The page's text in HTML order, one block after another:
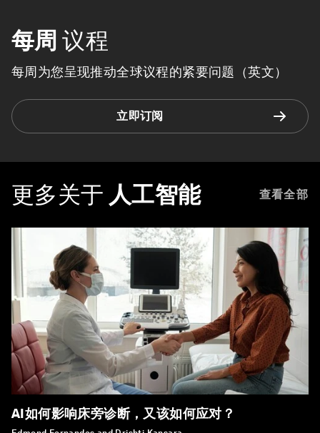
每周 议程
每周为您呈现推动全球议程的紧要问题（英文）
立即订阅
更多关于 人工智能 查看全部
AI如何影响床旁诊断，又该如何应对？